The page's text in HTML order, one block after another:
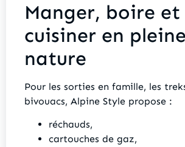
Manger, boire et
cuisiner en pleine
nature
Pour les sorties en famille, les
bivouacs, Alpine Style propose :
réchauds,
cartouches de gaz,